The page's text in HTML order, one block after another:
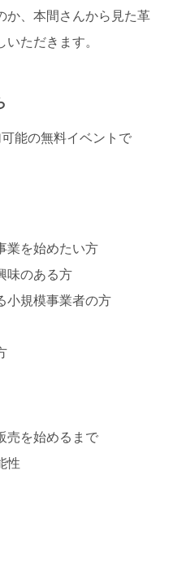
か、本間さんから見た革
ただきます。
能の無料イベントで
業を始めたい方
味のある方
小規模事業者の方
売を始めるまで
性